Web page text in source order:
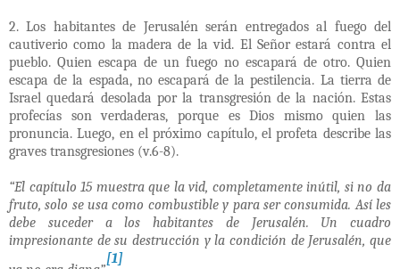
2. Los habitantes de Jerusalén serán entregados al fuego del
cautiverio como la madera de la vid. El Señor estará contra el
pueblo. Quien escapa de un fuego no escapará de otro. Quien
escapa de la espada, no escapará de la pestilencia. La tierra de
Israel quedará desolada por la transgresión de la nación. Estas
profecías son verdaderas, porque es Dios mismo quien las
pronuncia. Luego, en el próximo capítulo, el profeta describe las
graves transgresiones (v.6-8).
“El capítulo 15 muestra que la vid, completamente inútil, si no da
fruto, solo se usa como combustible y para ser consumida. Así les
debe suceder a los habitantes de Jerusalén. Un cuadro
impresionante de su destrucción y la condición de Jerusalén, que
[1]